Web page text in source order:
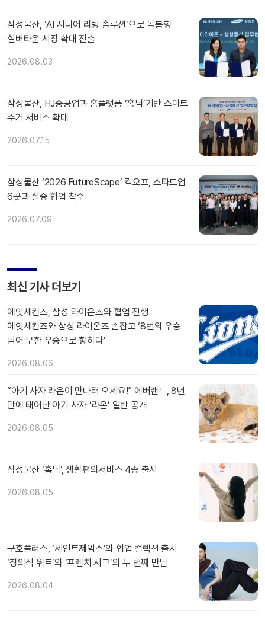
삼성물산, ‘AI 시니어 리빙 솔루션’으로 돌봄형
실버타운 시장 확대 진출
2026.08.03
삼성물산, HJ중공업과 홈플랫폼 ‘홈닉’기반 스마트
주거 서비스 확대
2026.07.15
삼성물산 ‘2026 FutureScape’ 킥오프, 스타트업
6곳과 실증 협업 착수
2026.07.09
최신 기사 더보기
에잇세컨즈, 삼성 라이온즈와 협업 진행
에잇세컨즈와 삼성 라이온즈 손잡고 ‘8번의 우승
넘어 무한 우승으로 향하다’
2026.08.06
“아기 사자 라온이 만나러 오세요!” 에버랜드, 8년
만에 태어난 아기 사자 ‘라온’ 일반 공개
2026.08.05
삼성물산 ‘홈닉’, 생활편의서비스 4종 출시
2026.08.05
구호플러스, ‘세인트제임스’와 협업 컬렉션 출시
‘창의적 위트’와 ‘프렌치 시크’의 두 번째 만남
2026.08.04